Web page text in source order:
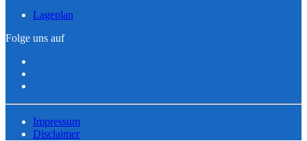
Lageplan
Folge uns auf
Impressum
Disclaimer